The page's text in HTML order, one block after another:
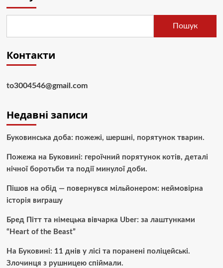
Пошук
Контакти
to3004546@gmail.com
Недавні записи
Буковинська доба: пожежі, шершні, порятунок тварин.
Пожежа на Буковині: героїчний порятунок котів, деталі
нічної боротьби та події минулої доби.
Пішов на обід — повернувся мільйонером: неймовірна
історія виграшу
Бред Пітт та німецька вівчарка Uber: за лаштунками
“Heart of the Beast”
На Буковині: 11 днів у лісі та поранені поліцейські.
Злочинця з рушницею спіймали.